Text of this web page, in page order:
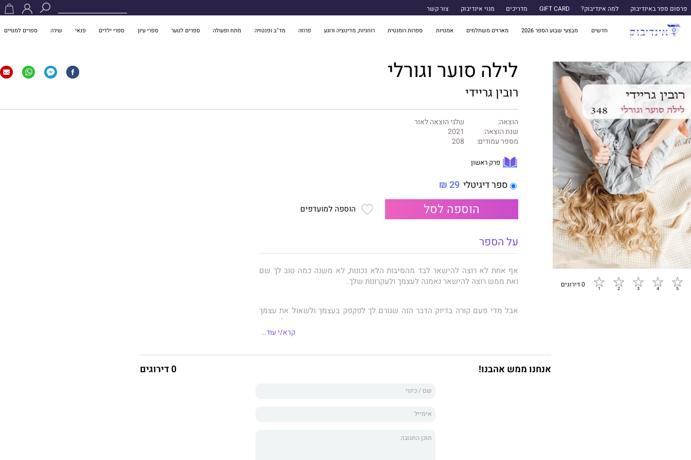
פרסום ספר באינדיבוק למה אינדיבוק? GIFT CARD מדריכים מנוי אינדיבוק צור קשר
חדשים מבצעי שבוע הספר 2026 מארזים משתלמים אמנויות ספרות רומנטית רוחניות, מדיטציה ורוגע פרוזה מד"ב ופנטזיה מתח ופעולה ספרים לנוער ספרי עיון ספרי ילדים פנאי שירה ספרים למנויים
0 דירוגים
לילה סוער וגורלי
רובין גריידי
הוצאה:
שלגי הוצאה לאור
שנת הוצאה:
2021
מספר עמודים:
208
פרק ראשון
ספר דיגיטלי 29 ₪
הוספה לסל הוספה למועדפים
על הספר
אף אחת לא רוצה להישאר לבד מהסיבות הלא נכונות, לא משנה כמה טוב לך שם
ואת ממש רוצה להישאר נאמנה לעצמך ולעקרונות שלך.
אבל מדי פעם קורה בדיוק הדבר הזה שגורם לך לפקפק בעצמך ולשאול את עצמך
האם את עדיין מאמינה בכך, או שאת פשוט פוחדת מאהבה כי מי שמציע לך נראה
תשוקה ותו לא, אבל כשהיא שומעת חברות מרכלות עליה ועל הבחירות שלה היא
אבל, אולי היא בעצמה לא הבינה מה שאחרות מבינות?
כשהיא נותנת צ'אנס לגבר שלא היה מעולם מושא החלומות שלה וברור שהוא גם
קרא/י עוד..
אנחנו ממש אהבנו! 0 דירוגים